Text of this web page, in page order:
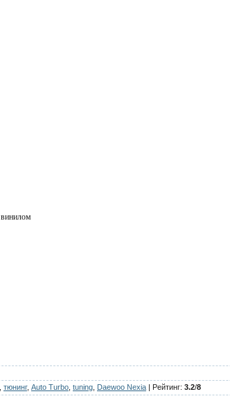
тюнинг, Auto Turbo tuning Daewoo Nexia | Рейтинг: 3.2/8